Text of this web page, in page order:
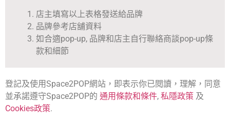
店主填寫以上表格發送給品牌
品牌參考店舖資料
如合適pop-up, 品牌和店主自行聯絡商談pop-up條
款和細節
登記及使用Space2POP網站，即表示你已閱讀，理解，同意
並承諾遵守Space2POP的 通用條款和條件, 私隱政策 及
Cookies政策.